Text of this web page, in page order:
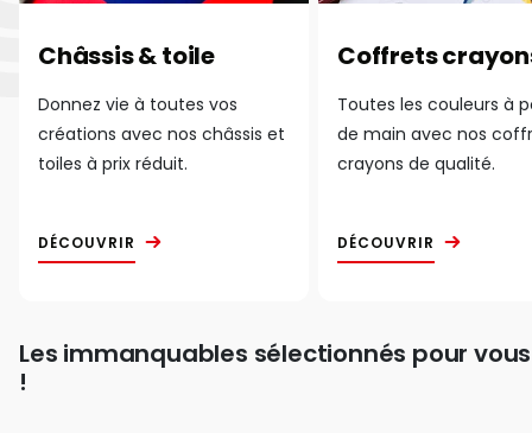
Châssis & toile
Donnez vie à toutes vos
créations avec nos châssis et
toiles à prix réduit.
DÉCOUVRIR
Coffrets
Toutes les couleurs à
de main avec nos
crayons de qualité.
DÉCOUVRIR
Les immanquables sélectionnés pour vous
!